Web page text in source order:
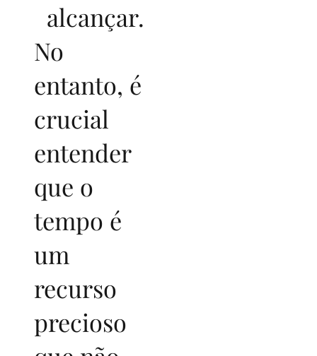
alcançar.
No
entanto, é
crucial
entender
que o
tempo é
um
recurso
precioso